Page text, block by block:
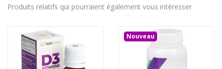
Produits relatifs qui pourraient également vous intéresser
Nouveau